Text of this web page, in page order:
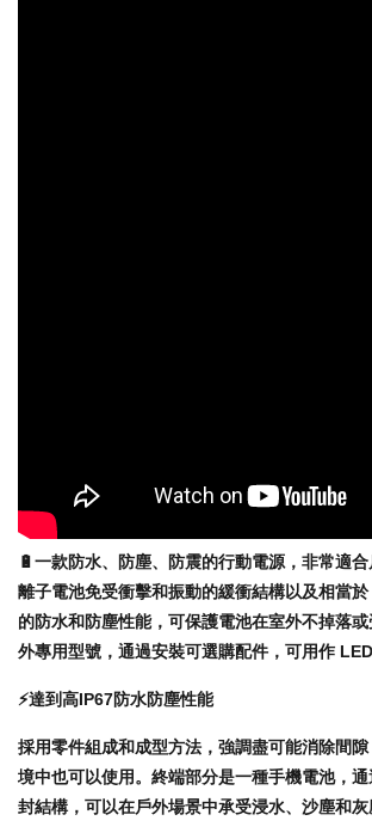
🔋一款防水、防塵、防震的行動電源，非常適
離子電池免受衝擊和振動的緩衝結構以及相當
的防水和防塵性能，可保護電池在室外不掉落
外專用型號，通過安裝可選購配件，可用作 LED
⚡️達到高IP67防水防塵性能
採用零件組成和成型方法，強調盡可能消除間
境中也可以使用。終端部分是一種手機電池，
封結構，可以在戶外場景中承受浸水、沙塵和灰